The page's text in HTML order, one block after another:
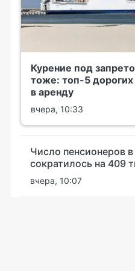
Курение под
тоже: топ-5
в аренду
вчера, 10:33
Число пенсионеров
сократилось на 409
вчера, 10:07